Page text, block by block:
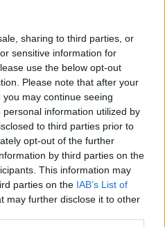
sharing to third parties, or
sensitive information for
use the below opt-out
Please note that after your
may continue seeing
information utilized by
to third parties prior to
opt-out of the further
by third parties on the
This information may
parties on the IAB’s List of
may further disclose it to other
(EU)
219, 63897